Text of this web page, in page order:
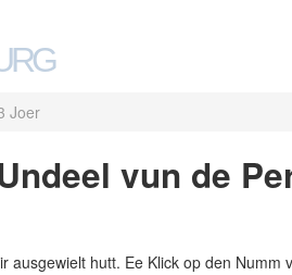
Joer
vun de
hutt. Ee Klick op den Numm